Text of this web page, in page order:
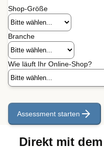
Shop-Größe
Branche
Wie läuft Ihr Online-Shop?
Assessment starten
Direkt mit